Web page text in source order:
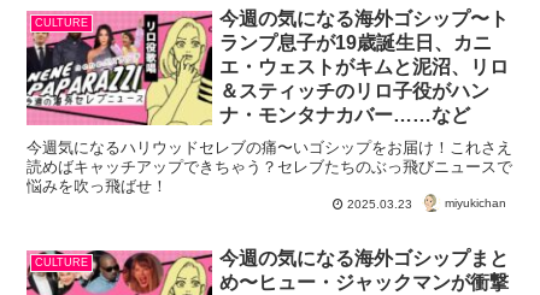
CULTURE
今週の気になる海外ゴシップ〜ト
ランプ息子が19歳誕生日、カニ
エ・ウェストがキムと泥沼、リロ
＆スティッチのリロ子役がハン
ナ・モンタナカバー……など
今週気になるハリウッドセレブの痛〜いゴシップをお届け！これさえ
読めばキャッチアップできちゃう？セレブたちのぶっ飛びニュースで
悩みを吹っ飛ばせ！
2025.03.23 miyukichan
CULTURE
今週の気になる海外ゴシップまと
め〜ヒュー・ジャックマンが衝撃